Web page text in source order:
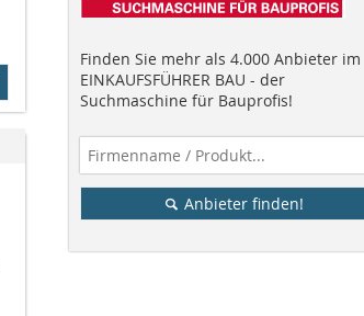
Finden Sie mehr als 4.000 Anbieter im
EINKAUFSFÜHRER BAU - der
Suchmaschine für Bauprofis!
Anbieter finden!